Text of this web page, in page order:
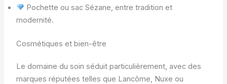
Pochette ou sac Sézane, entre tradition et
modernité.
Cosmétiques et bien-être
Le domaine du soin séduit particulièrement, avec des
marques réputées telles que Lancôme, Nuxe ou